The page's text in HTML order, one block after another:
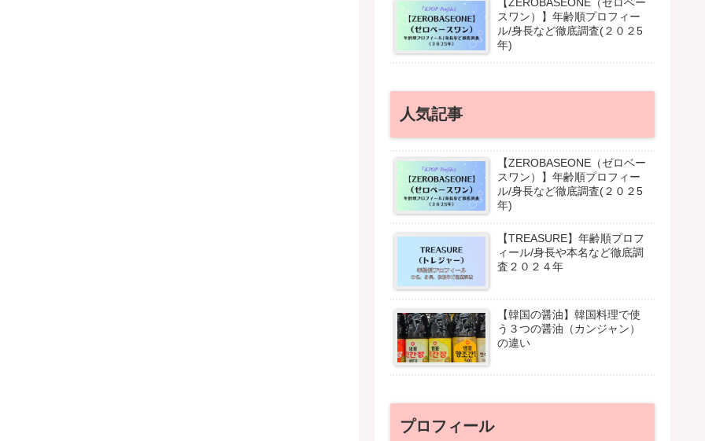
スワン）】年齢順プロフィー
ル/身長など徹底調査(２０２5
年)
人気記事
【ZEROBASEONE（ゼロベー
スワン）】年齢順プロフィー
ル/身長など徹底調査(２０２5
年)
【TREASURE】年齢順プロフ
ィール/身長や本名など徹底調
査２０２４年
【韓国の醤油】韓国料理で使
う３つの醤油（カンジャン）
の違い
プロフィール